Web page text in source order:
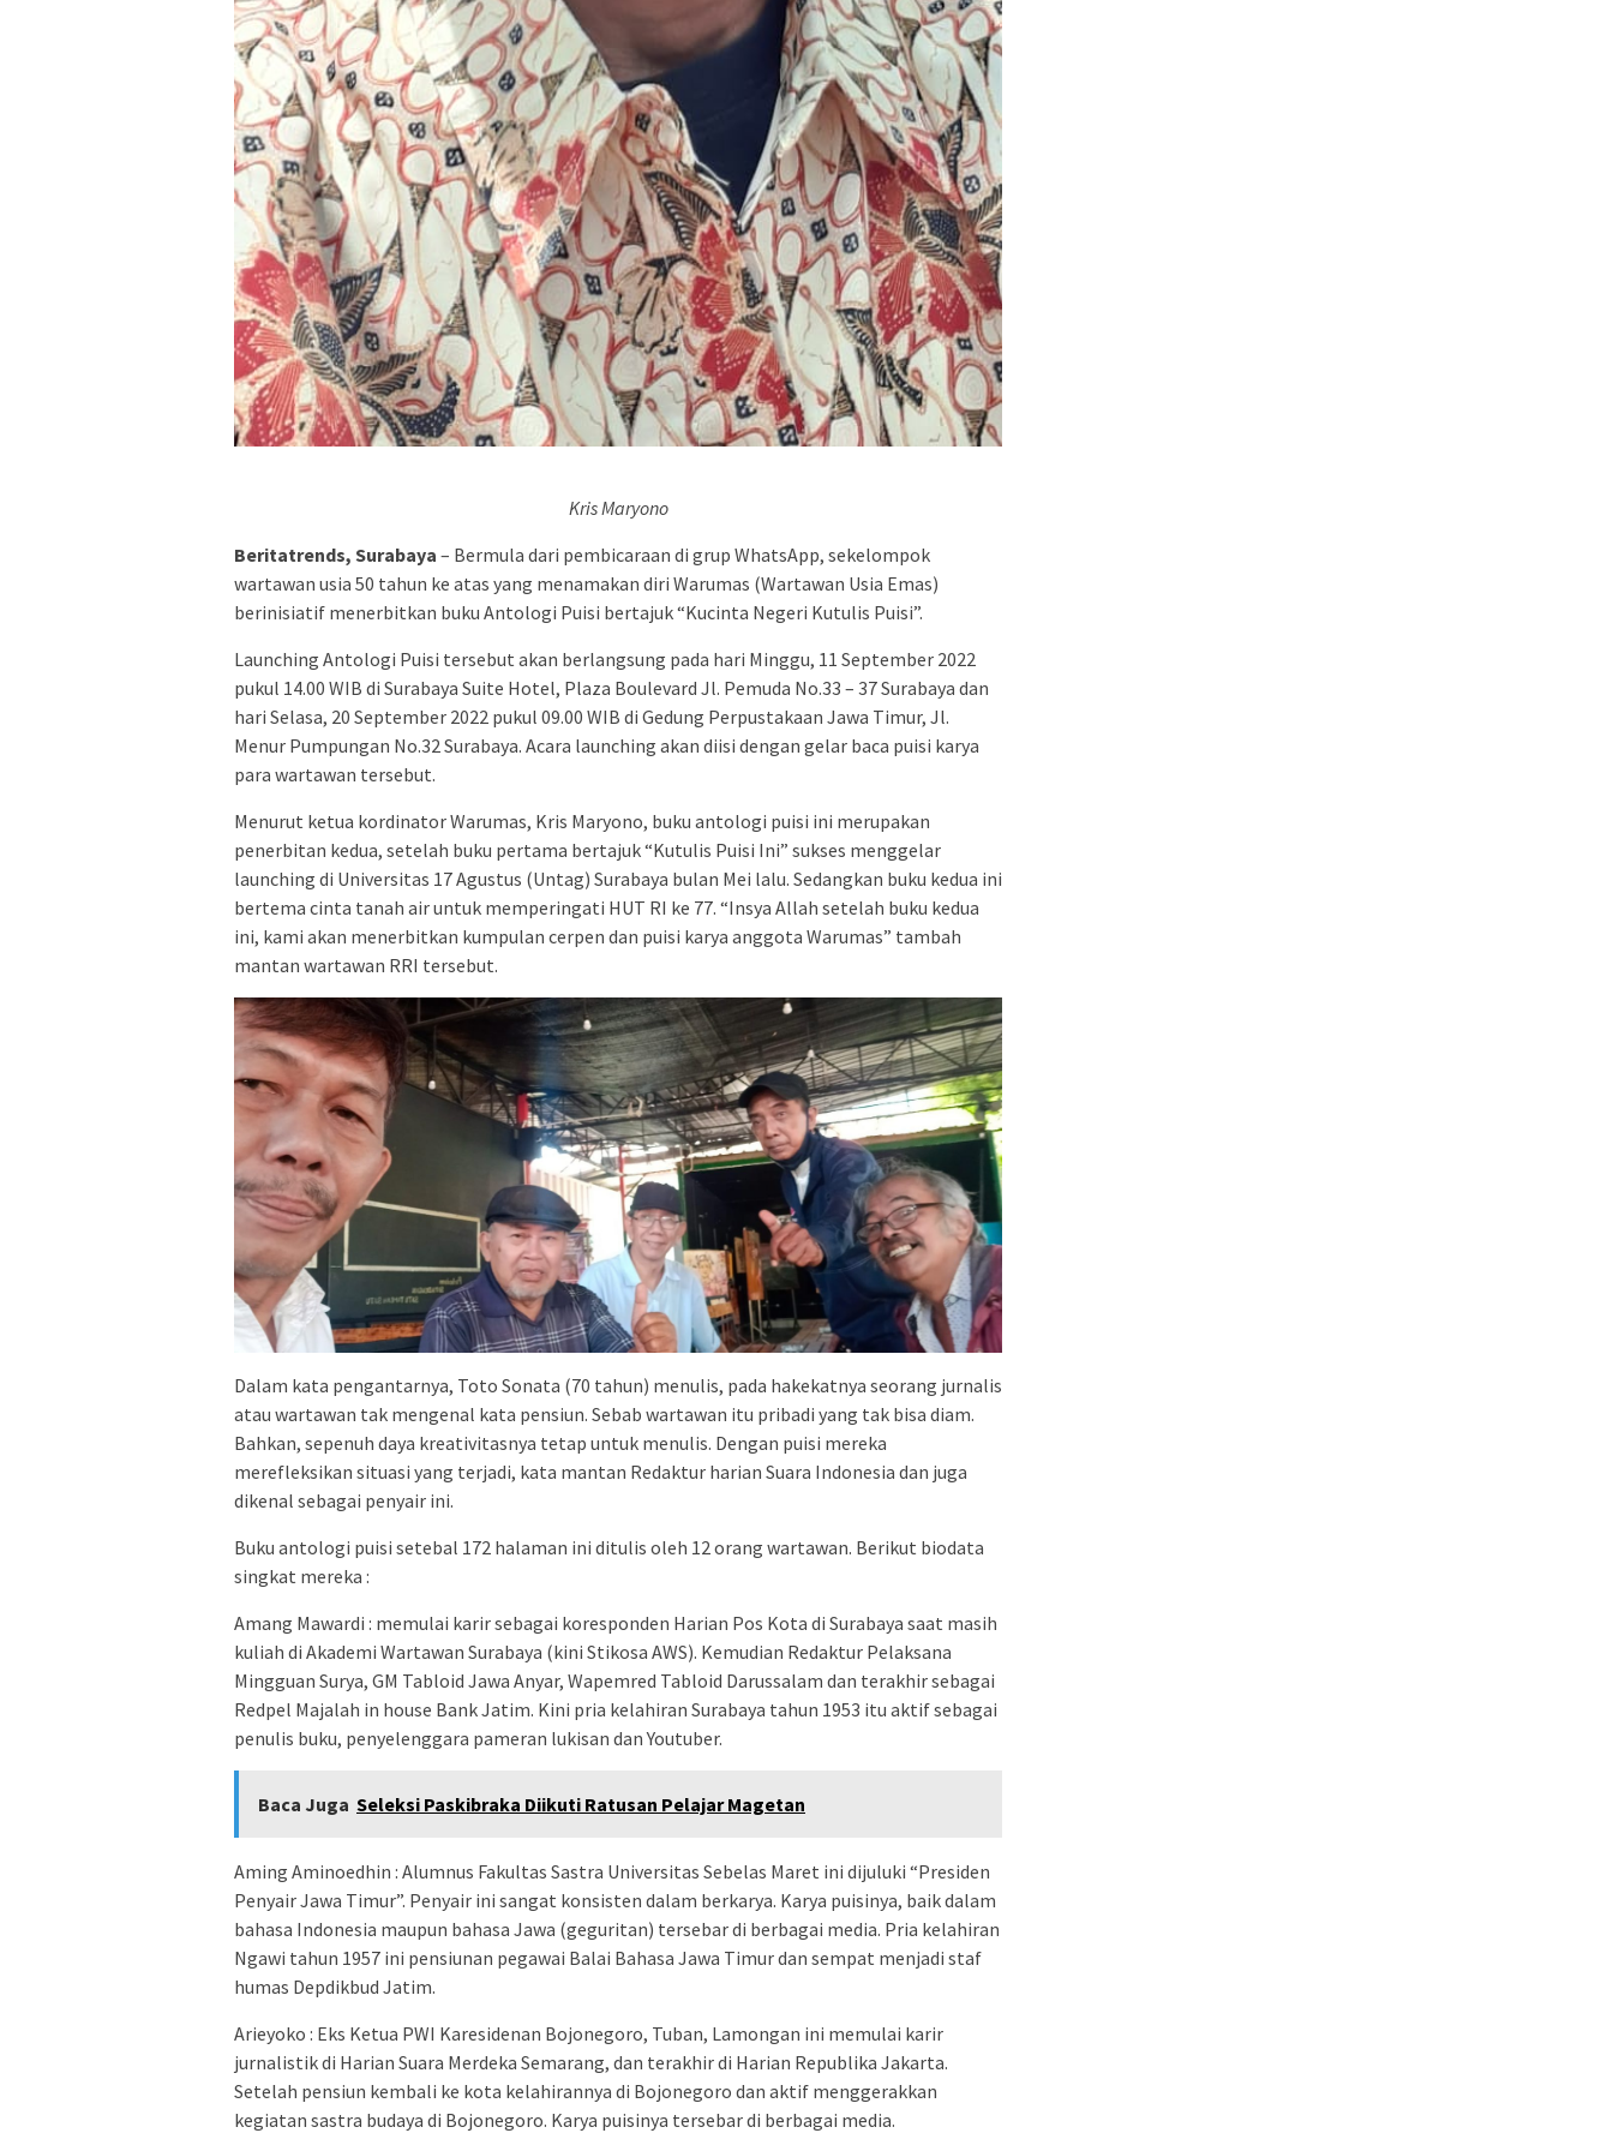
Kris Maryono
Beritatrends, Surabaya – Bermula dari pembicaraan di grup WhatsApp, sekelompok
wartawan usia 50 tahun ke atas yang menamakan diri Warumas (Wartawan Usia Emas)
berinisiatif menerbitkan buku Antologi Puisi bertajuk “Kucinta Negeri Kutulis Puisi”.
Launching Antologi Puisi tersebut akan berlangsung pada hari Minggu, 11 September 2022
pukul 14.00 WIB di Surabaya Suite Hotel, Plaza Boulevard Jl. Pemuda No.33 – 37 Surabaya dan
hari Selasa, 20 September 2022 pukul 09.00 WIB di Gedung Perpustakaan Jawa Timur, Jl.
Menur Pumpungan No.32 Surabaya. Acara launching akan diisi dengan gelar baca puisi karya
para wartawan tersebut.
Menurut ketua kordinator Warumas, Kris Maryono, buku antologi puisi ini merupakan
penerbitan kedua, setelah buku pertama bertajuk “Kutulis Puisi Ini” sukses menggelar
launching di Universitas 17 Agustus (Untag) Surabaya bulan Mei lalu. Sedangkan buku kedua ini
bertema cinta tanah air untuk memperingati HUT RI ke 77. “Insya Allah setelah buku kedua
ini, kami akan menerbitkan kumpulan cerpen dan puisi karya anggota Warumas” tambah
mantan wartawan RRI tersebut.
Dalam kata pengantarnya, Toto Sonata (70 tahun) menulis, pada hakekatnya seorang jurnalis
atau wartawan tak mengenal kata pensiun. Sebab wartawan itu pribadi yang tak bisa diam.
Bahkan, sepenuh daya kreativitasnya tetap untuk menulis. Dengan puisi mereka
merefleksikan situasi yang terjadi, kata mantan Redaktur harian Suara Indonesia dan juga
dikenal sebagai penyair ini.
Buku antologi puisi setebal 172 halaman ini ditulis oleh 12 orang wartawan. Berikut biodata
singkat mereka :
Amang Mawardi : memulai karir sebagai koresponden Harian Pos Kota di Surabaya saat masih
kuliah di Akademi Wartawan Surabaya (kini Stikosa AWS). Kemudian Redaktur Pelaksana
Mingguan Surya, GM Tabloid Jawa Anyar, Wapemred Tabloid Darussalam dan terakhir sebagai
Redpel Majalah in house Bank Jatim. Kini pria kelahiran Surabaya tahun 1953 itu aktif sebagai
penulis buku, penyelenggara pameran lukisan dan Youtuber.
Baca Juga Seleksi Paskibraka Diikuti Ratusan Pelajar Magetan
Aming Aminoedhin : Alumnus Fakultas Sastra Universitas Sebelas Maret ini dijuluki “Presiden
Penyair Jawa Timur”. Penyair ini sangat konsisten dalam berkarya. Karya puisinya, baik dalam
bahasa Indonesia maupun bahasa Jawa (geguritan) tersebar di berbagai media. Pria kelahiran
Ngawi tahun 1957 ini pensiunan pegawai Balai Bahasa Jawa Timur dan sempat menjadi staf
humas Depdikbud Jatim.
Arieyoko : Eks Ketua PWI Karesidenan Bojonegoro, Tuban, Lamongan ini memulai karir
jurnalistik di Harian Suara Merdeka Semarang, dan terakhir di Harian Republika Jakarta.
Setelah pensiun kembali ke kota kelahirannya di Bojonegoro dan aktif menggerakkan
kegiatan sastra budaya di Bojonegoro. Karya puisinya tersebar di berbagai media.